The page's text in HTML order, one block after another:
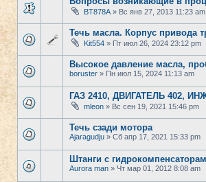
BT878A » Вс янв 27, 2013 11:23 am
Течь масла. Корпус привода
Kit554 » Пт июл 26, 2024 23:12 pm
Высокое давление масла,
boruster » Пн июл 15, 2024 11:13 am
ГАЗ 2410, ДВИГАТЕЛЬ 402,
mleon » Вс сен 19, 2021 15:46 pm
Течь сзади мотора
Ajaragudju » Сб апр 17, 2021 15:33 pm
Штанги с
Aurora man » Чт мар 01, 2012 8:08 am